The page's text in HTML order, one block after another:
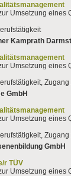
Umsetzung eines
Kamprath
Umsetzung eines
Zugang
GmbH
Umsetzung eines
Zugang
GmbH
r TÜV
Umsetzung eines